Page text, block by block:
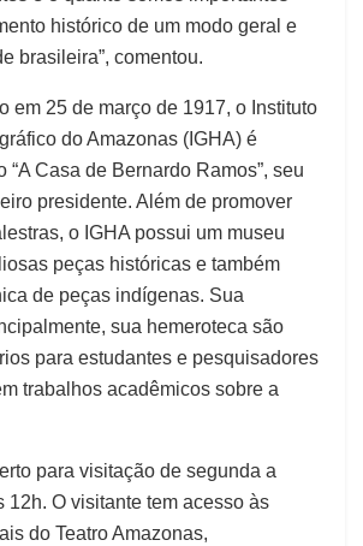
histórico de um modo geral e
brasileira”, comentou.
em 25 de março de 1917, o Instituto
do Amazonas (IGHA) é
“A Casa de Bernardo Ramos”, seu
presidente. Além de promover
o IGHA possui um museu
peças históricas e também
de peças indígenas. Sua
sua hemeroteca são
para estudantes e pesquisadores
trabalhos acadêmicos sobre a
para visitação de segunda a
12h. O visitante tem acesso às
do Teatro Amazonas,